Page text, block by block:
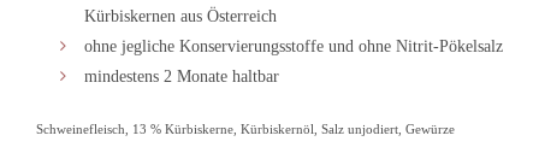
Kürbiskernen aus Österreich
ohne jegliche Konservierungsstoffe und ohne Nitrit-Pökelsalz
mindestens 2 Monate haltbar
Schweinefleisch, 13 % Kürbiskerne, Kürbiskernöl, Salz unjodiert, Gewürze